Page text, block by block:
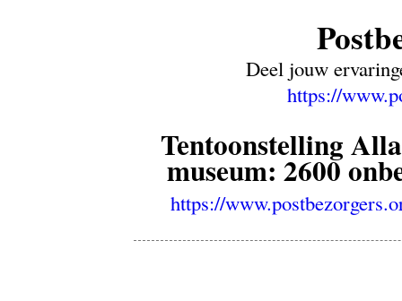
Deel jouw
https://
Tentoonstelling
museum: 2600
https://